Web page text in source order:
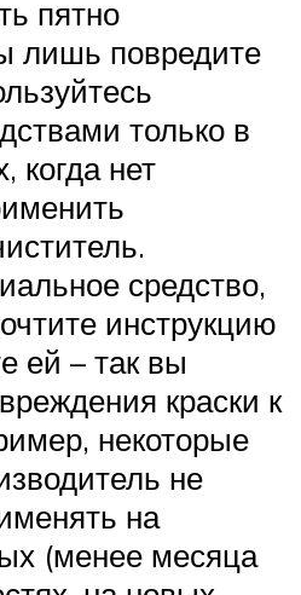
пятно
лишь повредите
только в
когда нет
средство,
инструкцию
ей – так вы
краски к
некоторые
не
на
(менее месяца